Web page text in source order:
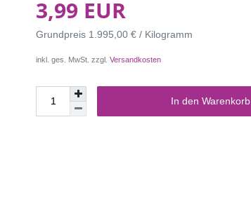
3,99 EUR
Grundpreis 1.995,00 € / Kilogramm
inkl. ges. MwSt. zzgl.Versandkosten
In den Warenkorb